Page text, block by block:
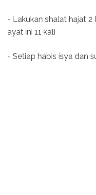
- Lakukan shalat hajat
ayat ini 11 kali
- Setiap habis isya dan